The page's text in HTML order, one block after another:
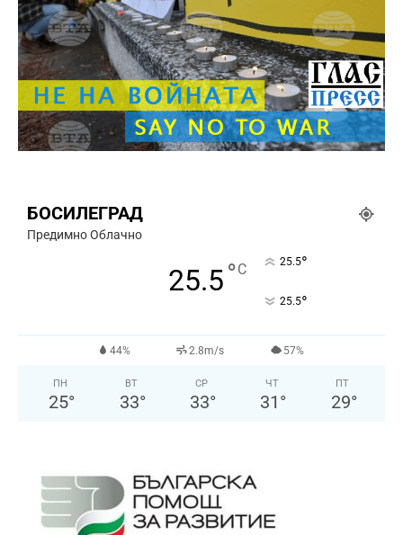
БОСИЛЕГРАД
Предимно Облачно
25.5°C 25.5°
25.5°
44% 2.8m/s 57%
ПН
25°
ВТ
33°
СР
33°
ЧТ
31 °
ПТ
29°